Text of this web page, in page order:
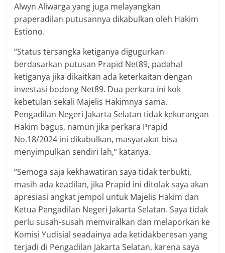
Alwyn Aliwarga yang juga melayangkan
praperadilan putusannya dikabulkan oleh Hakim
Estiono.
“Status tersangka ketiganya digugurkan
berdasarkan putusan Prapid Net89, padahal
ketiganya jika dikaitkan ada keterkaitan dengan
investasi bodong Net89. Dua perkara ini kok
kebetulan sekali Majelis Hakimnya sama.
Pengadilan Negeri Jakarta Selatan tidak kekurangan
Hakim bagus, namun jika perkara Prapid
No.18/2024 ini dikabulkan, masyarakat bisa
menyimpulkan sendiri lah,” katanya.
“Semoga saja kekhawatiran saya tidak terbukti,
masih ada keadilan, jika Prapid ini ditolak saya akan
apresiasi angkat jempol untuk Majelis Hakim dan
Ketua Pengadilan Negeri Jakarta Selatan. Saya tidak
perlu susah-susah memviralkan dan melaporkan ke
Komisi Yudisial seadainya ada ketidakberesan yang
terjadi di Pengadilan Jakarta Selatan, karena saya